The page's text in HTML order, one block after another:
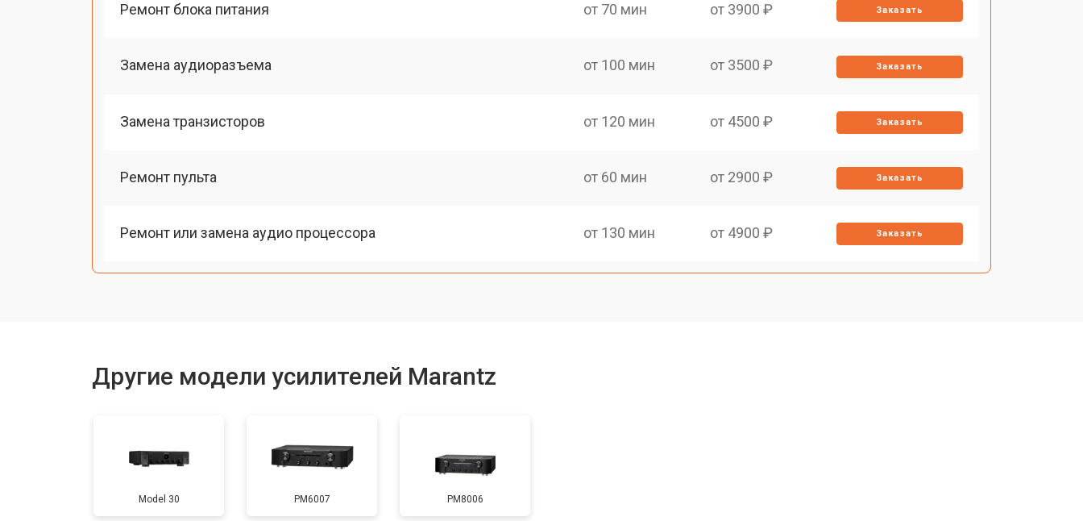
Ремонт блока питания от 70 мин от 3900 ₽ Заказать
Замена аудиоразъема от 100 мин от 3500 ₽ Заказать
Замена транзисторов от 120 мин от 4500 ₽ Заказать
Ремонт пульта от 60 мин от 2900 ₽ Заказать
Ремонт или замена аудио процессора от 130 мин от 4900 ₽ Заказать
Другие модели усилителей Marantz
Model 30 PM6007 PM8006